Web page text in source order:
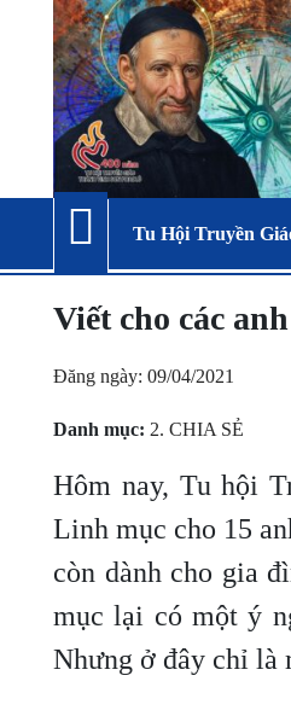
Tu Hội Truyền
Viết cho các
Đăng ngày: 09/04/2021
Danh mục: 2. CHIA SẺ
Hôm nay, Tu hội
Linh mục cho 15
còn dành cho gia
mục lại có một ý
Nhưng ở đây chỉ